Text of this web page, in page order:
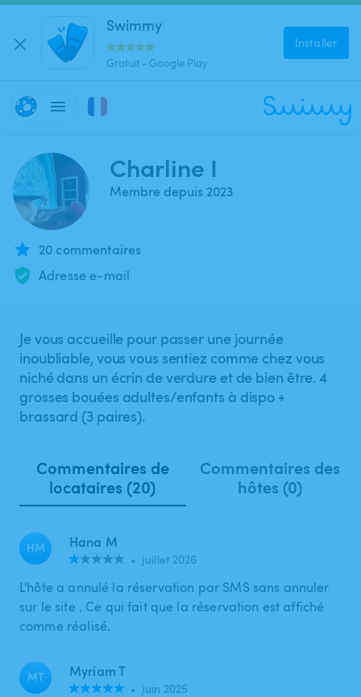
Swimmy
Gratuit - Google Play
Installer
Charline I
Membre depuis 2023
20 commentaires
Adresse e-mail
Je vous accueille pour passer une journée
inoubliable, vous vous sentiez comme chez vous
niché dans un écrin de verdure et de bien être. 4
grosses bouées adultes/enfants à dispo +
brassard (3 paires).
Commentaires de
locataires (20)
Commentaires des
hôtes (0)
HM Hana M
• juillet 2026
L'hôte a annulé la réservation par SMS sans annuler
sur le site . Ce qui fait que la réservation est affiché
comme réalisé.
MT Myriam T
• juin 2025